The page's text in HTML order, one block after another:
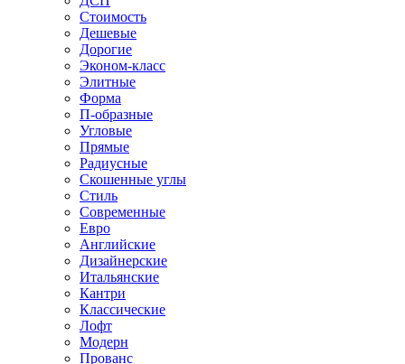
Стоимость
Дешевые
Дорогие
Эконом-класс
Элитные
Форма
П-образные
Угловые
Прямые
Радиусные
Скошенные углы
Стиль
Современные
Евро
Английские
Дизайнерские
Итальянские
Кантри
Классические
Лофт
Модерн
Прованс